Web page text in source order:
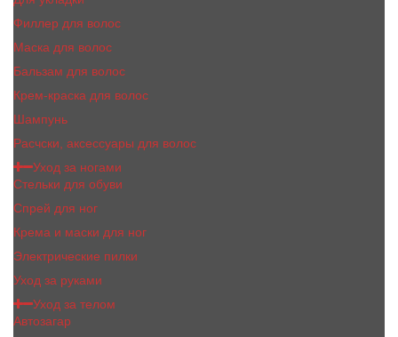
Филлер для волос
Маска для волос
Бальзам для волос
Крем-краска для волос
Шампунь
Расчски, аксессуары для волос
Уход за ногами
Стельки для обуви
Спрей для ног
Крема и маски для ног
Электрические пилки
Уход за руками
Уход за телом
Автозагар